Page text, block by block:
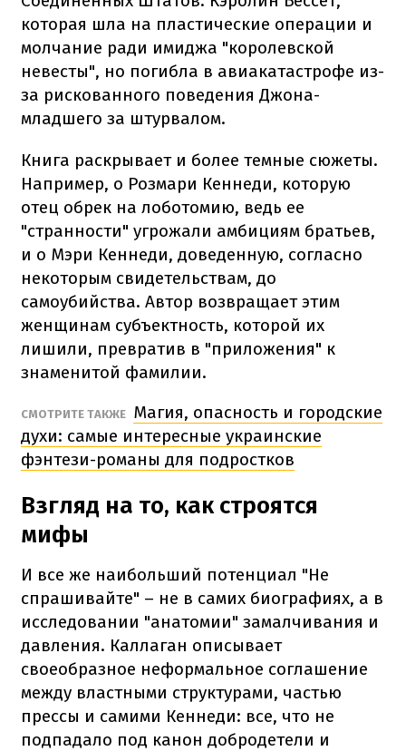
которая шла на пластические операции и
молчание ради имиджа "королевской
невесты", но погибла в авиакатастрофе из-
за рискованного поведения Джона-
младшего за штурвалом.
Книга раскрывает и более темные сюжеты.
Например, о Розмари Кеннеди, которую
отец обрек на лоботомию, ведь ее
"странности" угрожали амбициям братьев,
и о Мэри Кеннеди, доведенную, согласно
некоторым свидетельствам, до
самоубийства. Автор возвращает этим
женщинам субъектность, которой их
лишили, превратив в "приложения" к
знаменитой фамилии.
СМОТРИТЕ ТАКЖЕ Магия, опасность и городские
духи: самые интересные украинские
фэнтези-романы для подростков
Взгляд на то, как строятся
мифы
И все же наибольший потенциал "Не
спрашивайте" – не в самих биографиях, а в
исследовании "анатомии" замалчивания и
давления. Каллаган описывает
своеобразное неформальное соглашение
между властными структурами, частью
прессы и самими Кеннеди: все, что не
подпадало под канон добродетели и